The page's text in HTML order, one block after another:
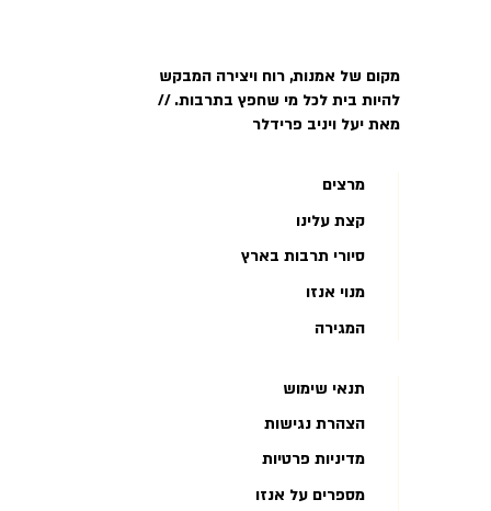
תנאי שימוש
הצהרת נגישות
מדיניות פרטיות
מספרים על אנזו
מרצים
קצת עלינו
סיורי תרבות בארץ
מנוי אנזו
המגירה
מקום של אמנות, רוח ויצירה המבקש
להיות בית לכל מי שחפץ בתרבות. //
מאת יעל ויניב פרידלר